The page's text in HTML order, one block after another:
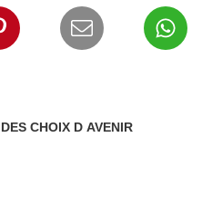
CHOIX D AVENIR